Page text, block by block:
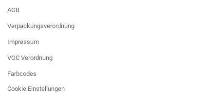
AGB
Verpackungsverordnung
Impressum
VOC Verordnung
Farbcodes
Cookie Einstellungen